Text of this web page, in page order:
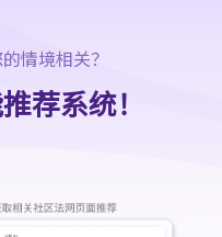
小区造成损毁，我是否需要承
变性，我的婚姻还有效吗？
及福利
离婚吗？他们是否需要向香港
情境相关？
荐系统！